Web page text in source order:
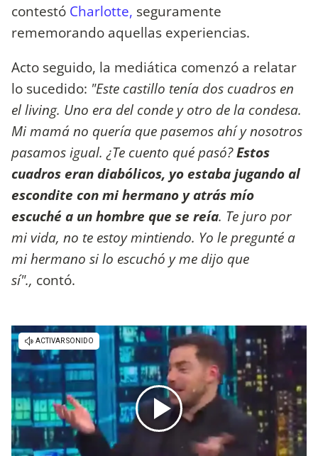
contestó Charlotte, seguramente
rememorando aquellas experiencias.
Acto seguido, la mediática comenzó a relatar
lo sucedido: "Este castillo tenía dos cuadros en
el living. Uno era del conde y otro de la condesa.
Mi mamá no quería que pasemos ahí y nosotros
pasamos igual. ¿Te cuento qué pasó?Estos
cuadros eran diabólicos, yo estaba jugando al
escondite con mi hermano y atrás mío
escuché a un hombre que se reía. Te juro por
mi vida, no te estoy mintiendo. Yo le pregunté a
mi hermano si lo escuchó y me dijo que
sí"., contó.